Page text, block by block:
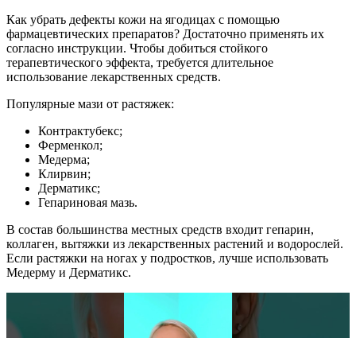
Как убрать дефекты кожи на ягодицах с помощью
фармацевтических препаратов? Достаточно применять их
согласно инструкции. Чтобы добиться стойкого
терапевтического эффекта, требуется длительное
использование лекарственных средств.
Популярные мази от растяжек:
Контрактубекс;
Ферменкол;
Медерма;
Клирвин;
Дерматикс;
Гепариновая мазь.
В состав большинства местных средств входит гепарин,
коллаген, вытяжки из лекарственных растений и водорослей.
Если растяжки на ногах у подростков, лучше использовать
Медерму и Дерматикс.